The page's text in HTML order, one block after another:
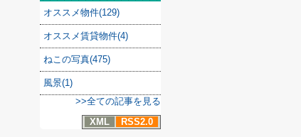
オススメ物件(129)
オススメ賃貸物件(4)
ねこの写真(475)
風景(1)
>>全ての記事を見る
XML
RSS2.0